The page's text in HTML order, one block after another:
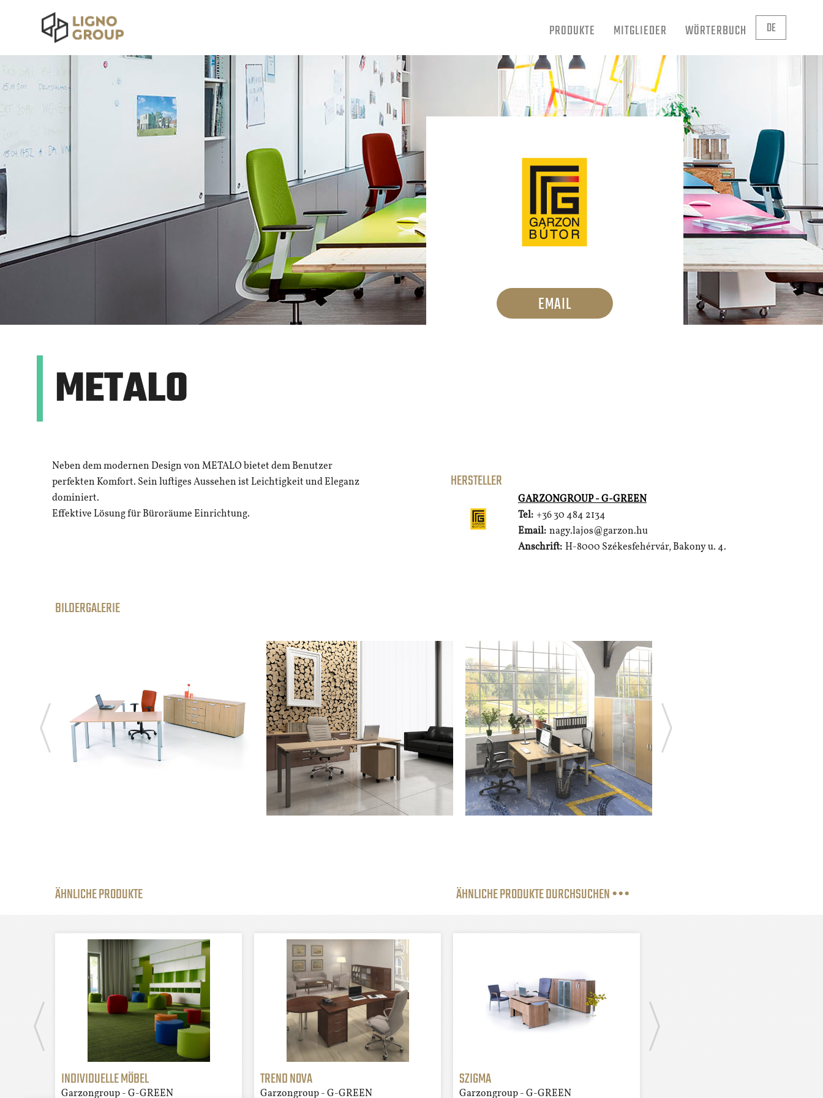
PRODUKTE MITGLIEDER WÖRTERBUCH DE
EMAIL
METALO
Neben dem modernen Design von METALO bietet dem Benutzer
perfekten Komfort. Sein luftiges Aussehen ist Leichtigkeit und Eleganz
dominiert.
Effektive Lösung für Büroräume Einrichtung.
HERSTELLER
GARZONGROUP - G-GREEN
Tel: +36 30 484 2134
Email: nagy.lajos@garzon.hu
Anschrift: H-8000 Székesfehérvár, Bakony u. 4.
BILDERGALERIE
ÄHNLICHE PRODUKTE ÄHNLICHE PRODUKTE DURCHSUCHEN •••
INDIVIDUELLE MÖBEL
Garzongroup - G-GREEN
TREND NOVA
Garzongroup - G-GREEN
SZIGMA
Garzongroup - G-GREEN